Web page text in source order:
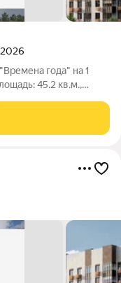
2026
года" на 1
45.2 кв.м.,